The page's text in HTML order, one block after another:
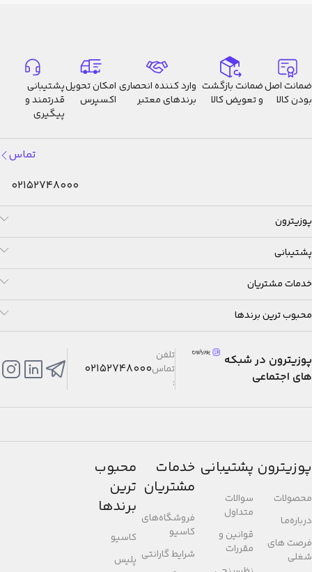
ضمانت اصل
بودن کالا
ضمانت بازگشت
و تعویض کالا
وارد کننده انحصاری
برندهای معتبر
امکان تحویل
اکسپرس
پشتیبانی
قدرتمند و
پیگیری
تماس
02152748000
پوزیترون
پشتیبانی
خدمات مشتریان
محبوب ترین برندها
پوزیترون در شبکه
های اجتماعی
تلفن
تماس
:
02152748000
پوزیترون
محصولات
درباره‌مـا
فرصت های
شغلی
پشتیبانی
سوالات
متداول
قوانین و
مقررات
خدمات
مشتریان
فروشگاه‌های
کاسیو
شرایط گارانتی
محبوب
ترین
برندها
کاسیو
پلیس